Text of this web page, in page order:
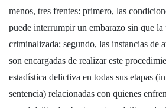
menos, tres frentes: primero, las
puede interrumpir un embarazo sin que la
criminalizada; segundo, las instancias de
son encargadas de realizar este
estadística delictiva en todas sus etapas
sentencia) relacionadas con quienes